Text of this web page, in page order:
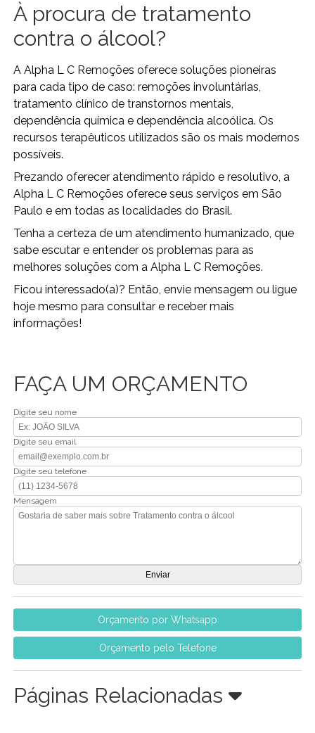
À procura de tratamento
contra o álcool?
A Alpha L C Remoções oferece soluções pioneiras
para cada tipo de caso: remoções involuntárias,
tratamento clínico de transtornos mentais,
dependência química e dependência alcoólica. Os
recursos terapêuticos utilizados são os mais modernos
possíveis.
Prezando oferecer atendimento rápido e resolutivo, a
Alpha L C Remoções oferece seus serviços em São
Paulo e em todas as localidades do Brasil.
Tenha a certeza de um atendimento humanizado, que
sabe escutar e entender os problemas para as
melhores soluções com a Alpha L C Remoções.
Ficou interessado(a)? Então, envie mensagem ou ligue
hoje mesmo para consultar e receber mais
informações!
FAÇA UM ORÇAMENTO
Digite seu nome
Digite seu email
Digite seu telefone
Mensagem
Orçamento por Whatsapp
Orçamento pelo Telefone
Páginas Relacionadas